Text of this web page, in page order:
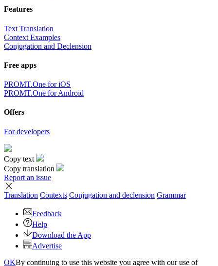
Features
Text Translation
Context Examples
Conjugation and Declension
Free apps
PROMT.One for iOS
PROMT.One for Android
Offers
For developers
Copy text
Copy translation
Report an issue
Translation Contexts Conjugation and declension Grammar
Feedback
Help
Download the App
Advertise
OKBy continuing to use this website you agree with our use of